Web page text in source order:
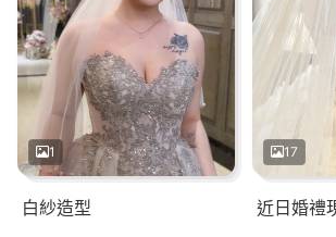
1
白紗造型
17
近日婚禮